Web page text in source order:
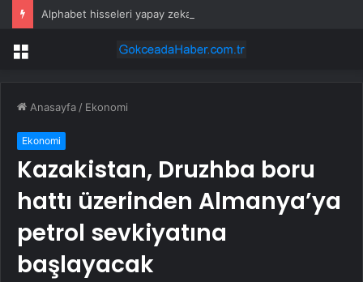
Menü
Anasayfa / Ekonomi
Ekonomi
Kazakistan, Druzhba boru
hattı üzerinden Almanya’ya
petrol sevkiyatına
başlayacak